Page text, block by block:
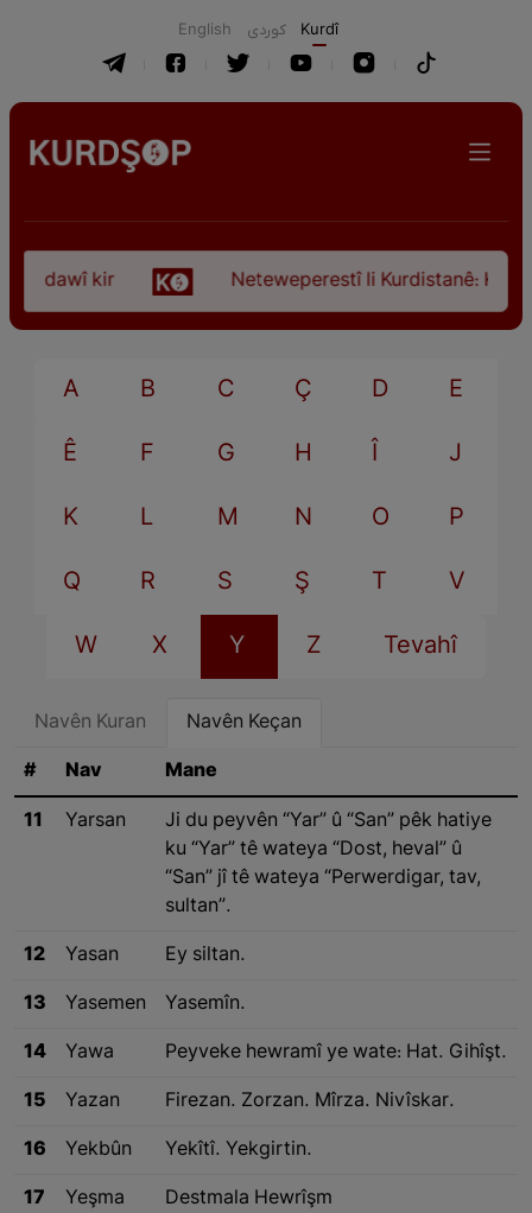
English كوردی Kurdî
dawî kir Neteweperestî li Kurdistanê:
A B C Ç D E
Ê F G H Î J
K L M N O P
Q R S Ş T V
W X Y Z Tevahî
Navên Kuran Navên Keçan
# Nav Mane
11 Yarsan
Ji du peyvên “Yar” û “San” pêk hatiye
ku “Yar” tê wateya “Dost, heval” û
“San” jî tê wateya “Perwerdigar, tav,
sultan”.
12 Yasan Ey siltan.
13 Yasemen Yasemîn.
14 Yawa Peyveke hewramî ye wate: Hat. Gihîşt.
15 Yazan Firezan. Zorzan. Mîrza. Nivîskar.
16 Yekbûn Yekîtî. Yekgirtin.
17 Yeşma Destmala Hewrîşm